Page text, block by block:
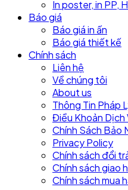
In poster, in PP,
Báo giá
Báo giá in ấn
Báo giá thiết kế
Chính sách
Liên hệ
Về chúng tôi
About us
Thông Tin Pháp
Điều Khoản Dịch
Chính Sách Bảo
Privacy Policy
Chính sách đổi
Chính sách giao
Chính sách mua